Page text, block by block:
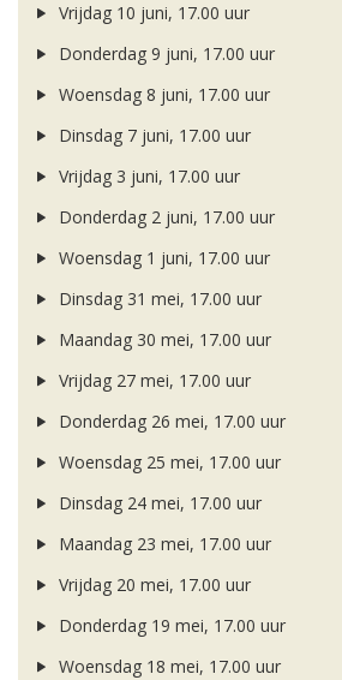
Vrijdag 10 juni, 17.00 uur
Donderdag 9 juni, 17.00 uur
Woensdag 8 juni, 17.00 uur
Dinsdag 7 juni, 17.00 uur
Vrijdag 3 juni, 17.00 uur
Donderdag 2 juni, 17.00 uur
Woensdag 1 juni, 17.00 uur
Dinsdag 31 mei, 17.00 uur
Maandag 30 mei, 17.00 uur
Vrijdag 27 mei, 17.00 uur
Donderdag 26 mei, 17.00 uur
Woensdag 25 mei, 17.00 uur
Dinsdag 24 mei, 17.00 uur
Maandag 23 mei, 17.00 uur
Vrijdag 20 mei, 17.00 uur
Donderdag 19 mei, 17.00 uur
Woensdag 18 mei, 17.00 uur